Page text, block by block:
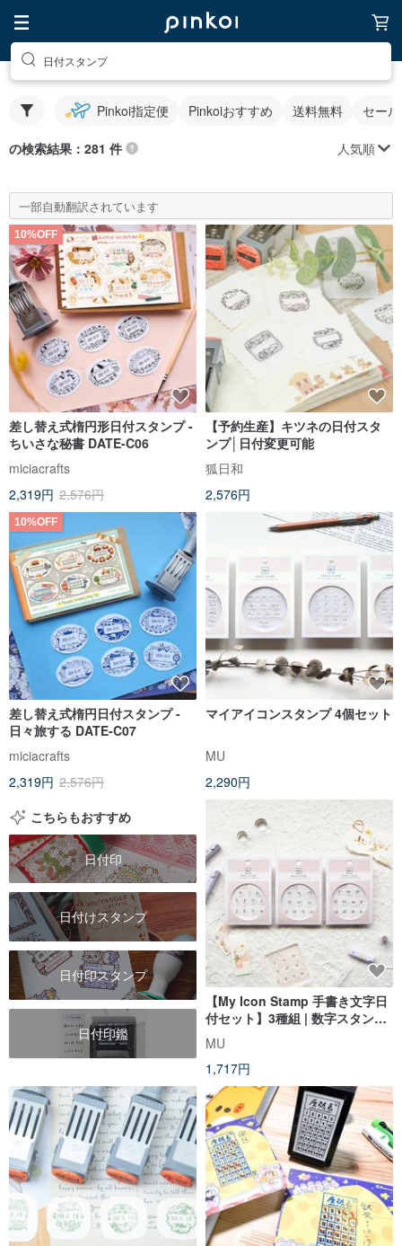
日付スタンプ
Pinkoi指定便 Pinkoiおすすめ 送料無料 セー
の検索結果：281 件 人気順
一部自動翻訳されています
10%OFF
差し替え式楕円形日付スタンプ -
ちいさな秘書 DATE-C06
miciacrafts
2,319円 2,576円
【予約生産】キツネの日付スタ
ンプ│日付変更可能
狐日和
2,576円
10%OFF
差し替え式楕円日付スタンプ -
日々旅する DATE-C07
miciacrafts
2,319円 2,576円
マイアイコンスタンプ 4個セット
MU
2,290円
こちらもおすすめ
日付印
日付けスタンプ
日付印スタンプ
日付印鑑
【My Icon Stamp 手書き文字日
付セット】3種組 | 数字スタンプ
日付スタンプ
MU
1,717円